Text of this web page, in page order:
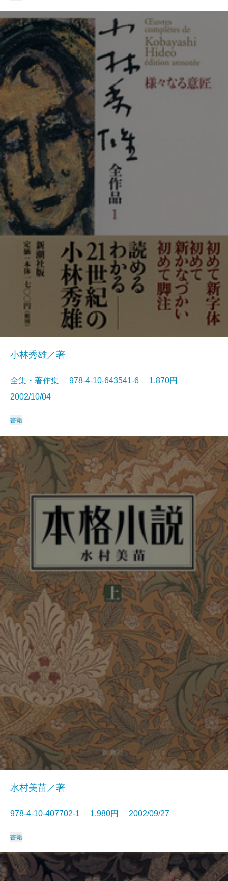
小林秀雄／著
全集・著作集 978-4-10-643541-6 1,870円
2002/10/04
書籍
水村美苗／著
978-4-10-407702-1 1,980円 2002/09/27
書籍